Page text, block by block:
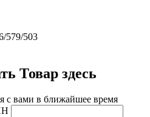
579/503
Товар здесь
с вами в ближайшее время